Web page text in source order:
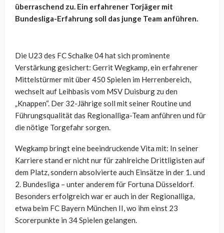
überraschend zu. Ein erfahrener Torjäger mit
Bundesliga-Erfahrung soll das junge Team anführen.
Die U23 des FC Schalke 04 hat sich prominente
Verstärkung gesichert: Gerrit Wegkamp, ein erfahrener
Mittelstürmer mit über 450 Spielen im Herrenbereich,
wechselt auf Leihbasis vom MSV Duisburg zu den
„Knappen“. Der 32-Jährige soll mit seiner Routine und
Führungsqualität das Regionalliga-Team anführen und für
die nötige Torgefahr sorgen.
Wegkamp bringt eine beeindruckende Vita mit: In seiner
Karriere stand er nicht nur für zahlreiche Drittligisten auf
dem Platz, sondern absolvierte auch Einsätze in der 1. und
2. Bundesliga – unter anderem für Fortuna Düsseldorf.
Besonders erfolgreich war er auch in der Regionalliga,
etwa beim FC Bayern München II, wo ihm einst 23
Scorerpunkte in 34 Spielen gelangen.